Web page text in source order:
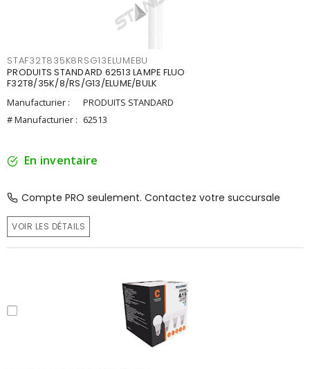
STAF32T835K8RSG13ELUMEBU
PRODUITS STANDARD 62513 LAMPE FLUO
F32T8/35K/8/RS/G13/ELUME/BULK
Manufacturier :
PRODUITS STANDARD
# Manufacturier : 62513
En inventaire
Compte PRO seulement. Contactez votre succursale
VOIR LES DÉTAILS